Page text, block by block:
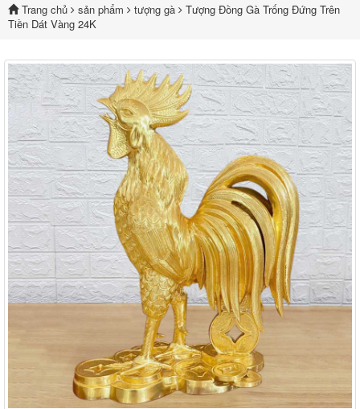
Trang chủ sản phẩm tượng gà
Tượng Đồng Gà Trống Đứng Trên
Tiền Dát Vàng 24K